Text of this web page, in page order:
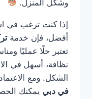
وشكل المنزل.
إذا كنت ترغب في
أفضل، فإن خدمة
تعتبر حلًا عمليًا
نظافة، أسهل في
الشكل. ومع
في دبي يمكنك